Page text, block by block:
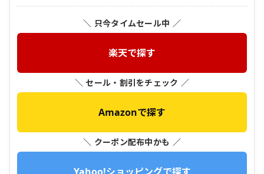
＼ 只今タイムセール中 ／
楽天で探す
＼ セール・割引をチェック ／
Amazonで探す
＼ クーポン配布中かも ／
Yahoo!ショッピングで探す